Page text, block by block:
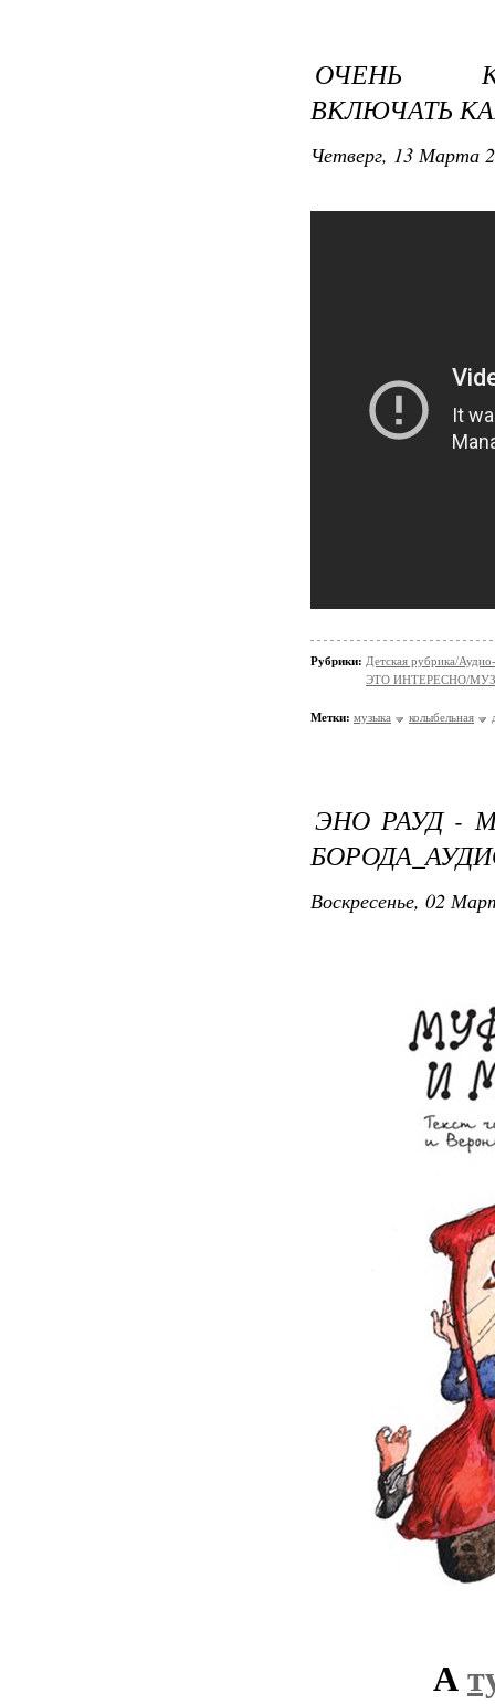
ОЧЕНЬ
ВКЛЮЧАТЬ
Четверг, 13 Марта
Рубрики: Детская рубрика/
ЭТО ИНТЕРЕСНО/
Метки: музыка колыбельная
ЭНО РАУД -
Воскресенье, 02
А